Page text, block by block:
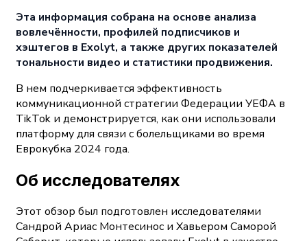
Эта информация собрана на основе анализа
вовлечённости, профилей подписчиков и
хэштегов в Exolyt, а также других показателей
тональности видео и статистики продвижения.
В нем подчеркивается эффективность
коммуникационной стратегии Федерации УЕФА в
TikTok и демонстрируется, как они использовали
платформу для связи с болельщиками во время
Еврокубка 2024 года.
Об исследователях
Этот обзор был подготовлен исследователями
Сандрой Ариас Монтесинос и Хавьером Саморой